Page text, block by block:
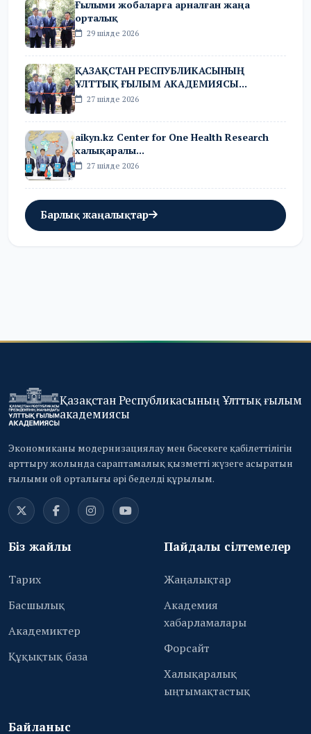
Ғылыми жобаларға арналған жаңа
орталық
29 шілде 2026
ҚАЗАҚСТАН РЕСПУБЛИКАСЫНЫҢ
ҰЛТТЫҚ ҒЫЛЫМ АКАДЕМИЯСЫ...
27 шілде 2026
aikyn.kz Center for One Health Research
халықаралы...
27 шілде 2026
Барлық жаңалықтар
Қазақстан Республикасының Ұлттық ғылым
академиясы
Экономиканы модернизациялау мен бәсекеге қабілеттілігін
арттыру жолында сараптамалық қызметті жүзеге асыратын
ғылыми ой орталығы әрі беделді құрылым.
Біз жайлы
Тарих
Басшылық
Академиктер
Құқықтық база
Пайдалы сілтемелер
Жаңалықтар
Академия
хабарламалары
Форсайт
Халықаралық
ыңтымақтастық
Байланыс